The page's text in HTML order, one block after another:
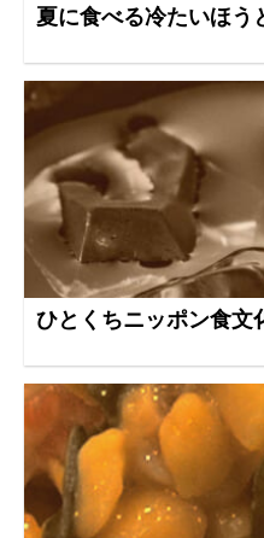
夏に食べる冷たいほ
ひとくちニッポン食文